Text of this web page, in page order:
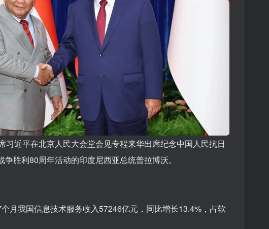
习近平在北京人民大会堂会见专程来华出席纪念中国人民抗日
争胜利80周年活动的印度尼西亚总统普拉博沃。
月我国信息技术服务收入57246亿元，同比增长13.4%，占软